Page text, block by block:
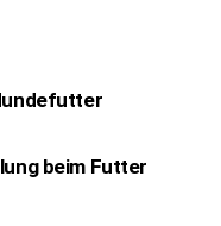
beim Futter